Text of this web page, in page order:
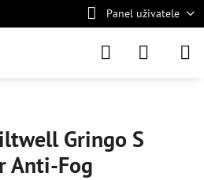
Panel uživatele
Gringo S
Anti-Fog